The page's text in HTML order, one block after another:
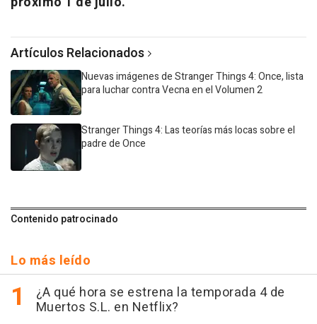
Artículos Relacionados
Nuevas imágenes de Stranger Things 4: Once, lista
para luchar contra Vecna en el Volumen 2
Stranger Things 4: Las teorías más locas sobre el
padre de Once
Contenido patrocinado
Lo más leído
¿A qué hora se estrena la temporada 4 de
Muertos S.L. en Netflix?